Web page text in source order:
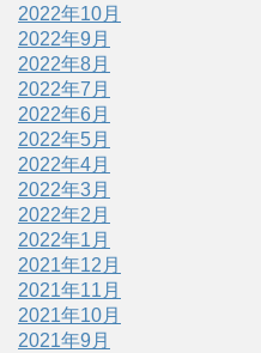
2022年10月
2022年9月
2022年8月
2022年7月
2022年6月
2022年5月
2022年4月
2022年3月
2022年2月
2022年1月
2021年12月
2021年11月
2021年10月
2021年9月